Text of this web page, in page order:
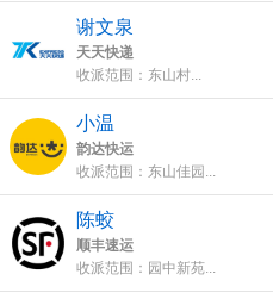
谢文泉
天天快递
收派范围：东山村...
小温
韵达快运
收派范围：东山佳园...
陈蛟
顺丰速运
收派范围：园中新苑...